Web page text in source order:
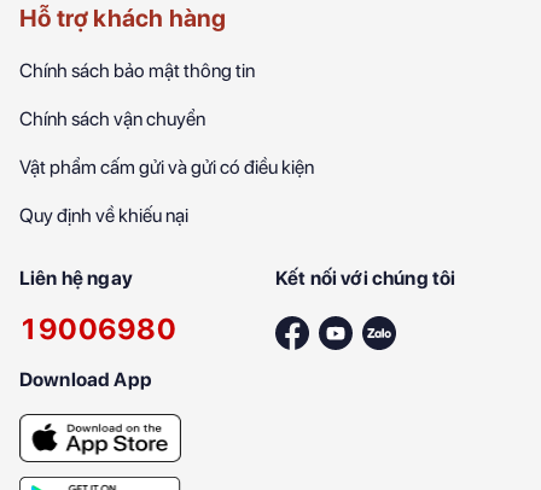
Hỗ trợ khách hàng
Chính sách bảo mật thông tin
Chính sách vận chuyển
Vật phẩm cấm gửi và gửi có điều kiện
Quy định về khiếu nại
Liên hệ ngay
19006980
Kết nối với chúng tôi
Download App